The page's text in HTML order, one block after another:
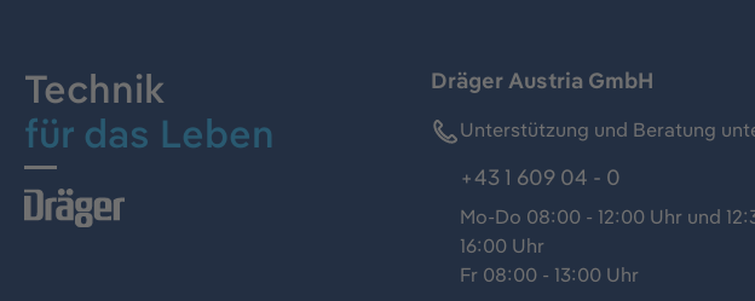
Technik
für das Leben
Dräger Austria GmbH
Unterstützung und Beratung
+43 1 609 04 - 0
Mo-Do 08:00 - 12:00 Uhr und
16:00 Uhr
Fr 08:00 - 13:00 Uhr